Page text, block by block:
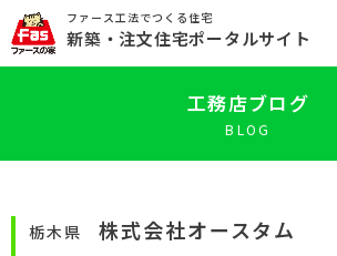
ファース工法でつくる住宅
新築 ・注文住宅ポータルサイト
工務店ブログ
BLOG
栃木県 株式会社オースタム